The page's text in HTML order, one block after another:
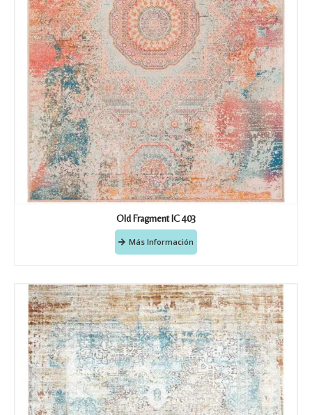
Old Fragment IC 403
Más Información
Doy mi consentimiento para que
esta web almacene la
información que envío para que
puedan responder a mi petición.
Recibir mi oferta